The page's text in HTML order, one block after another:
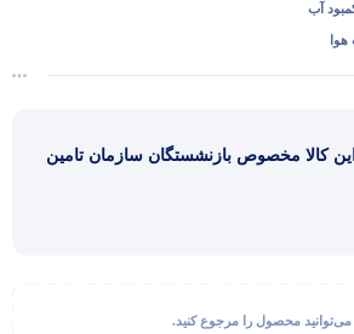
آب
کالا مخصوص بازنشستگان سازمان تامین
محصول را مرجوع کنید.